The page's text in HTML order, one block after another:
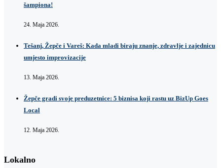
šampiona!
24. Maja 2026.
Tešanj, Žepče i Vareš: Kada mladi biraju znanje, zdravlje i zajednicu
umjesto improvizacije
13. Maja 2026.
Žepče gradi svoje preduzetnice: 5 biznisa koji rastu uz BizUp Goes
Local
12. Maja 2026.
Lokalno